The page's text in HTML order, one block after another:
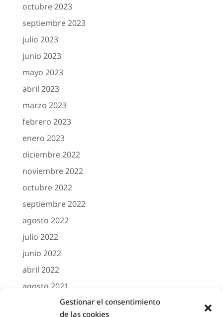
Gestionar el consentimiento
de las cookies
octubre 2023
septiembre 2023
julio 2023
junio 2023
mayo 2023
abril 2023
marzo 2023
febrero 2023
enero 2023
diciembre 2022
noviembre 2022
octubre 2022
septiembre 2022
agosto 2022
julio 2022
junio 2022
abril 2022
agosto 2021
marzo 2021